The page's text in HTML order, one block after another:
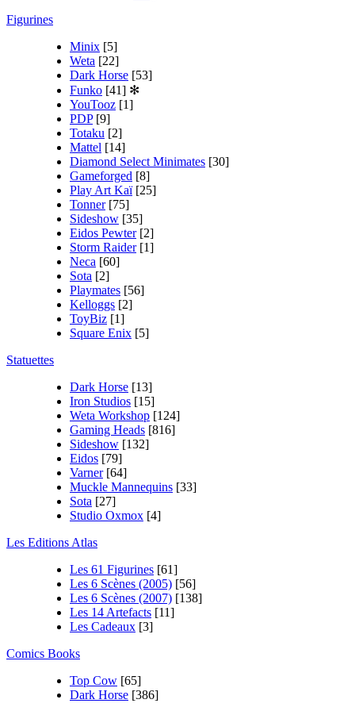
Figurines
Minix [5]
Weta [22]
Dark Horse [53]
Funko [41] ✻
YouTooz [1]
PDP [9]
Totaku [2]
Mattel [14]
Diamond Select Minimates [30]
Gameforged [8]
Play Art Kaï [25]
Tonner [75]
Sideshow [35]
Eidos Pewter [2]
Storm Raider [1]
Neca [60]
Sota [2]
Playmates [56]
Kelloggs [2]
ToyBiz [1]
Square Enix [5]
Statuettes
Dark Horse [13]
Iron Studios [15]
Weta Workshop [124]
Gaming Heads [816]
Sideshow [132]
Eidos [79]
Varner [64]
Muckle Mannequins [33]
Sota [27]
Studio Oxmox [4]
Les Editions Atlas
Les 61 Figurines [61]
Les 6 Scènes (2005) [56]
Les 6 Scènes (2007) [138]
Les 14 Artefacts [11]
Les Cadeaux [3]
Comics Books
Top Cow [65]
Dark Horse [386]